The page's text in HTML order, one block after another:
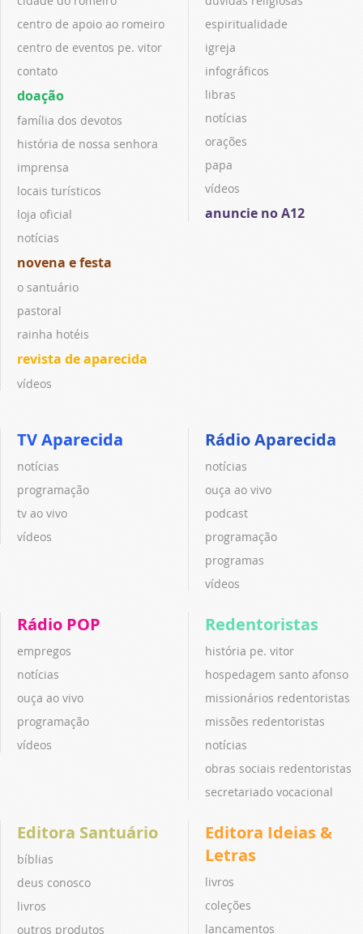
centro de apoio ao romeiro
centro de eventos pe. vitor
contato
doação
família dos devotos
história de nossa senhora
imprensa
locais turísticos
loja oficial
notícias
novena e festa
o santuário
pastoral
rainha hotéis
revista de aparecida
vídeos
espiritualidade
igreja
infográficos
libras
notícias
orações
papa
vídeos
anuncie no A12
TV Aparecida
notícias
programação
tv ao vivo
vídeos
Rádio Aparecida
notícias
ouça ao vivo
podcast
programação
programas
vídeos
Rádio POP
empregos
notícias
ouça ao vivo
programação
vídeos
Redentoristas
história pe. vitor
hospedagem santo afonso
missionários redentoristas
missões redentoristas
notícias
obras sociais redentoristas
secretariado vocacional
Editora Santuário
bíblias
deus conosco
livros
outros produtos
Editora Ideias &
Letras
livros
coleções
lançamentos